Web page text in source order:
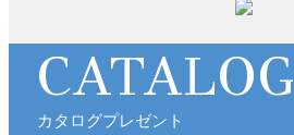
CATALOG
カタログプレゼント